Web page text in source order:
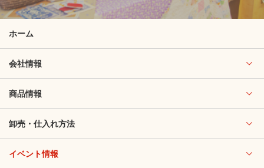
ホーム
会社情報
商品情報
卸売・仕入れ方法
イベント情報